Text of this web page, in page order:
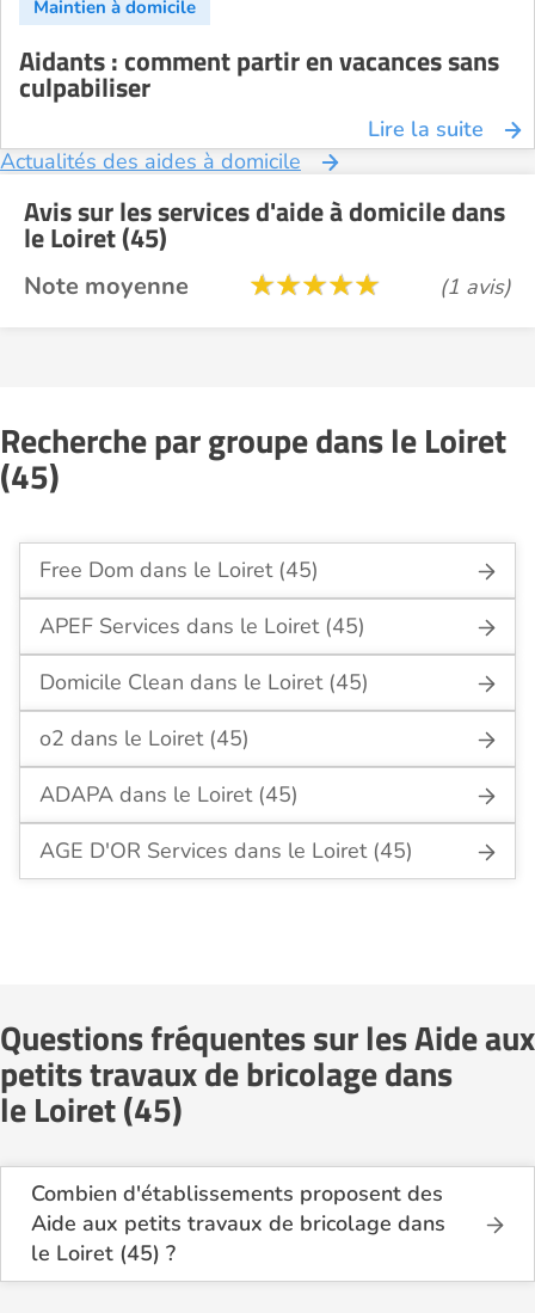
Aidants : comment partir en vacances sans
culpabiliser
Lire la suite
Actualités des aides à domicile
Avis sur les services d'aide à domicile dans
le Loiret (45)
Note moyenne (1 avis)
Recherche par groupe dans le Loiret
(45)
Free Dom dans le Loiret (45)
APEF Services dans le Loiret (45)
Domicile Clean dans le Loiret (45)
o2 dans le Loiret (45)
ADAPA dans le Loiret (45)
AGE D'OR Services dans le Loiret (45)
Questions fréquentes sur les Aide aux
petits travaux de bricolage dans
le Loiret (45)
Combien d'établissements proposent des
Aide aux petits travaux de bricolage dans
le Loiret (45) ?
Sur le site Logement-seniors.com, on recense